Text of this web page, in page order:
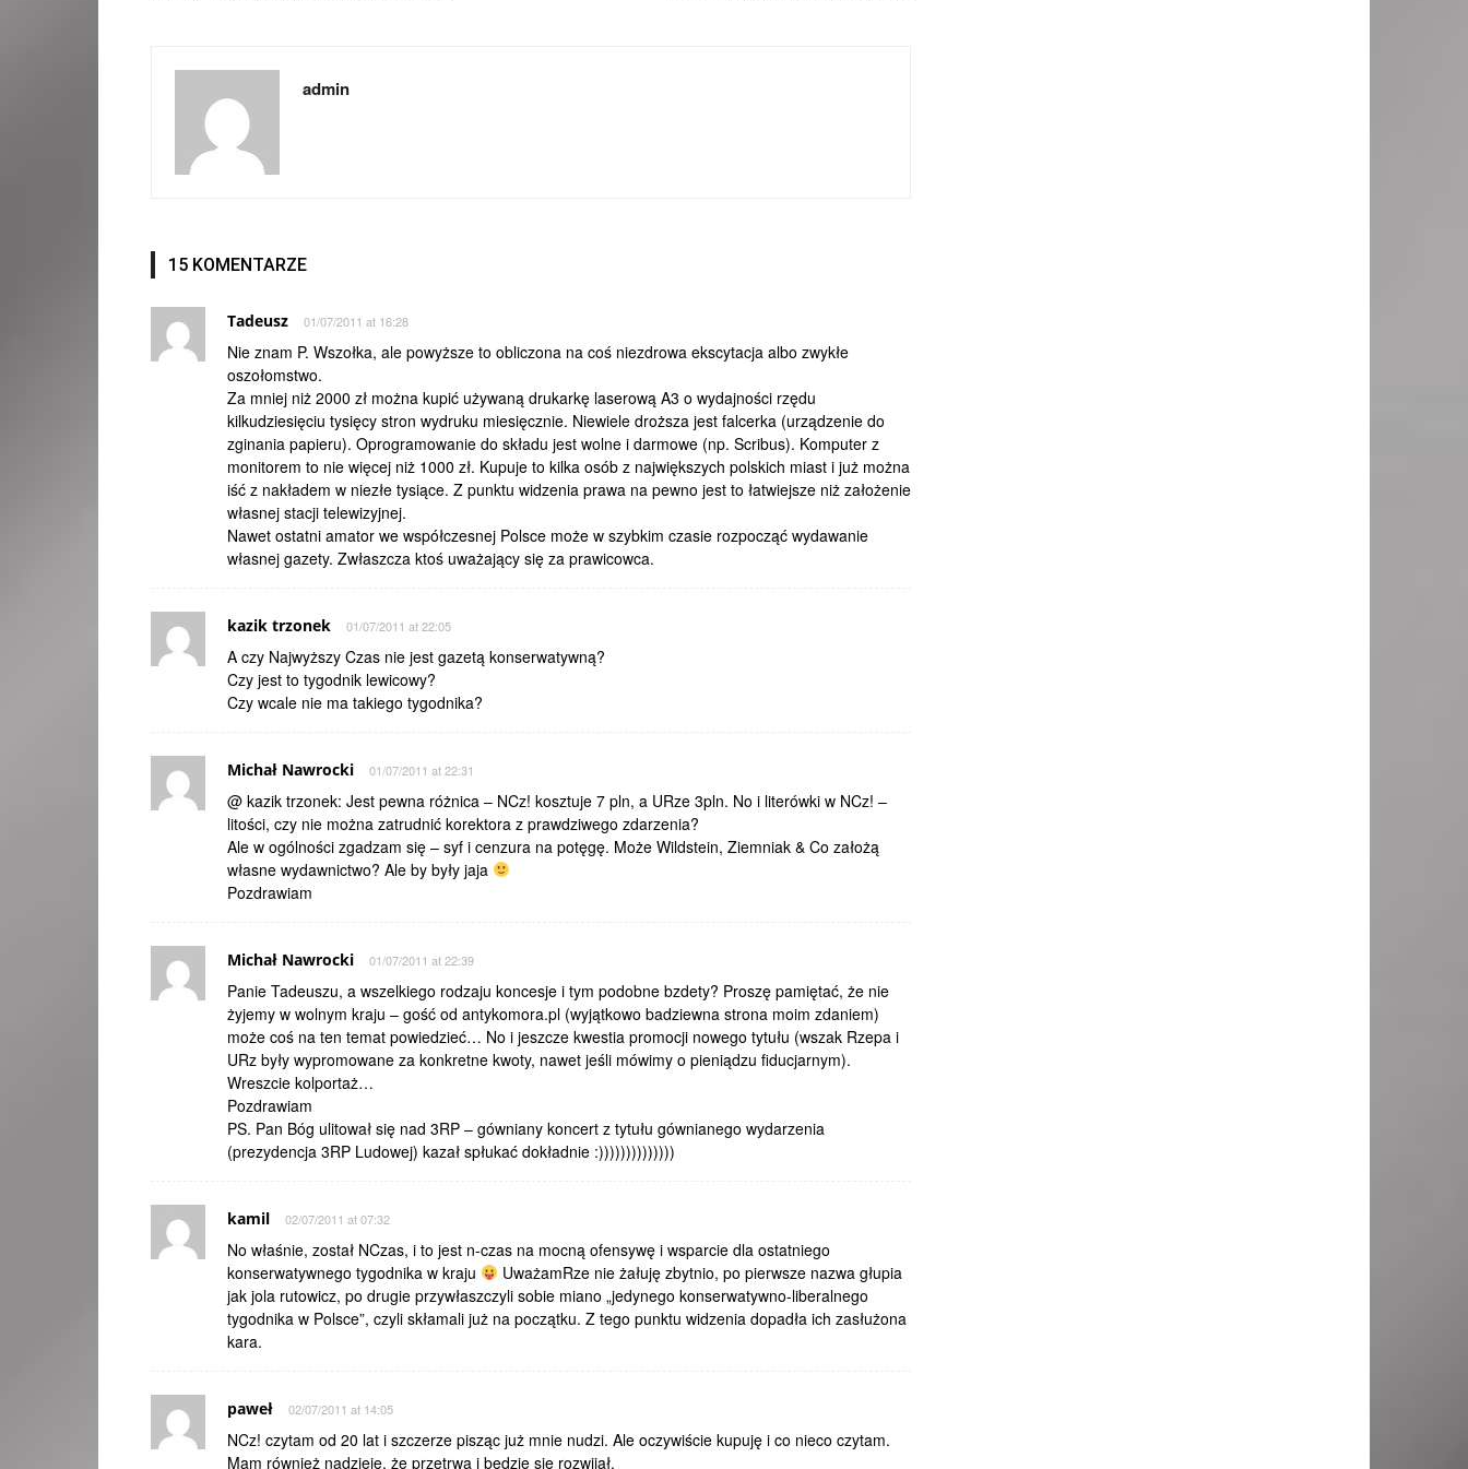
admin
15 KOMENTARZE
Tadeusz 01/07/2011 at 16:28
Nie znam P. Wszołka, ale powyższe to obliczona na coś niezdrowa ekscytacja albo zwykłe
oszołomstwo.
Za mniej niż 2000 zł można kupić używaną drukarkę laserową A3 o wydajności rzędu
kilkudziesięciu tysięcy stron wydruku miesięcznie. Niewiele droższa jest falcerka (urządzenie do
zginania papieru). Oprogramowanie do składu jest wolne i darmowe (np. Scribus). Komputer z
monitorem to nie więcej niż 1000 zł. Kupuje to kilka osób z największych polskich miast i już można
iść z nakładem w niezłe tysiące. Z punktu widzenia prawa na pewno jest to łatwiejsze niż założenie
własnej stacji telewizyjnej.
Nawet ostatni amator we współczesnej Polsce może w szybkim czasie rozpocząć wydawanie
własnej gazety. Zwłaszcza ktoś uważający się za prawicowca.
kazik trzonek 01/07/2011 at 22:05
A czy Najwyższy Czas nie jest gazetą konserwatywną?
Czy jest to tygodnik lewicowy?
Czy wcale nie ma takiego tygodnika?
Michał Nawrocki 01/07/2011 at 22:31
@ kazik trzonek: Jest pewna różnica – NCz! kosztuje 7 pln, a URze 3pln. No i literówki w NCz! –
litości, czy nie można zatrudnić korektora z prawdziwego zdarzenia?
Ale w ogólności zgadzam się – syf i cenzura na potęgę. Może Wildstein, Ziemniak & Co założą
własne wydawnictwo? Ale by były jaja
Pozdrawiam
Michał Nawrocki 01/07/2011 at 22:39
Panie Tadeuszu, a wszelkiego rodzaju koncesje i tym podobne bzdety? Proszę pamiętać, że nie
żyjemy w wolnym kraju – gość od antykomora.pl (wyjątkowo badziewna strona moim zdaniem)
może coś na ten temat powiedzieć… No i jeszcze kwestia promocji nowego tytułu (wszak Rzepa i
URz były wypromowane za konkretne kwoty, nawet jeśli mówimy o pieniądzu fiducjarnym).
Wreszcie kolportaż…
Pozdrawiam
PS. Pan Bóg ulitował się nad 3RP – gówniany koncert z tytułu gównianego wydarzenia
(prezydencja 3RP Ludowej) kazał spłukać dokładnie :))))))))))))))
kamil 02/07/2011 at 07:32
No właśnie, został NCzas, i to jest n-czas na mocną ofensywę i wsparcie dla ostatniego
konserwatywnego tygodnika w kraju
UważamRze nie żałuję zbytnio, po pierwsze nazwa głupia
jak jola rutowicz, po drugie przywłaszczyli sobie miano „jedynego konserwatywno-liberalnego
tygodnika w Polsce”, czyli skłamali już na początku. Z tego punktu widzenia dopadła ich zasłużona
kara.
paweł 02/07/2011 at 14:05
NCz! czytam od 20 lat i szczerze pisząc już mnie nudzi. Ale oczywiście kupuję i co nieco czytam.
Mam również nadzieję, że przetrwa i będzie się rozwijał.